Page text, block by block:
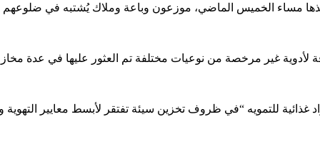
مساء الخميس الماضي، موزعون وباعة وملاك يُشتبه في
غير مرخصة من نوعيات مختلفة تم العثور عليها في عدة
للتمويه “في ظروف تخزين سيئة تفتقر لأبسط معايير التهوية